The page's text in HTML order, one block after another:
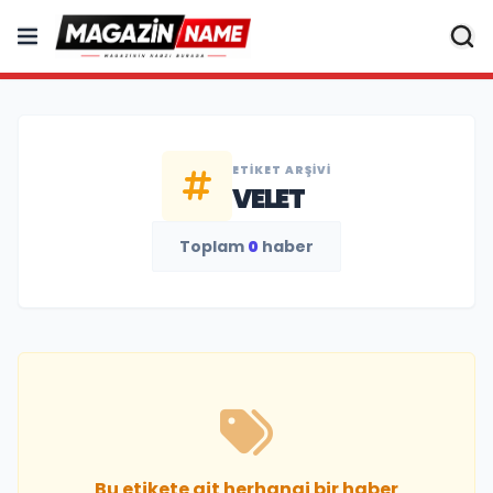
ETIKET ARŞIVI
VELET
Toplam 0 haber